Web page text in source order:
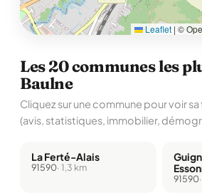
Leaflet | ©
Les 20 communes les
Baulne
Cliquez sur une commune pour voir
(avis, statistiques, immobilier,
La Ferté-Alais
91590· 1,3 km
91590